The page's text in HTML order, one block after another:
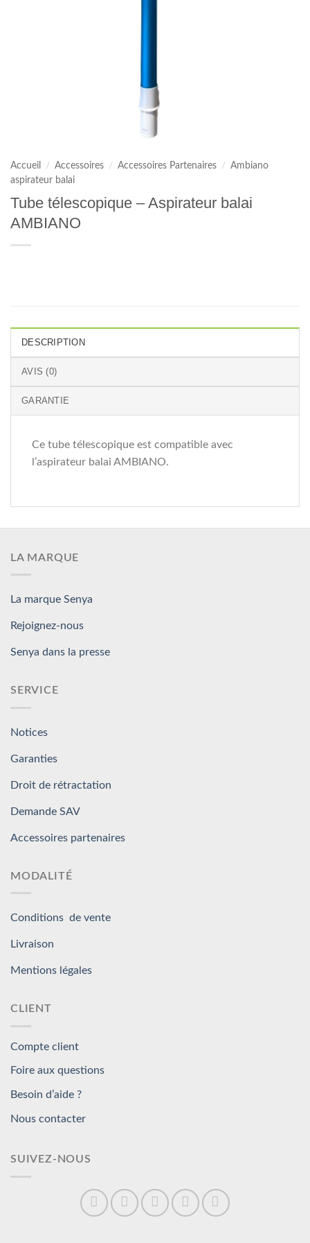
Accueil / Accessoires / Accessoires Partenaires /
Ambiano
aspirateur balai
Tube télescopique – Aspirateur balai
AMBIANO
DESCRIPTION
AVIS (0)
GARANTIE
Ce tube télescopique est compatible avec
l’aspirateur balai AMBIANO.
LA MARQUE
La marque Senya
Rejoignez-nous
Senya dans la presse
SERVICE
Notices
Garanties
Droit de rétractation
Demande SAV
Accessoires partenaires
MODALITÉ
Conditions de vente
Livraison
Mentions légales
CLIENT
Compte client
Foire aux questions
Besoin d’aide ?
Nous contacter
SUIVEZ-NOUS